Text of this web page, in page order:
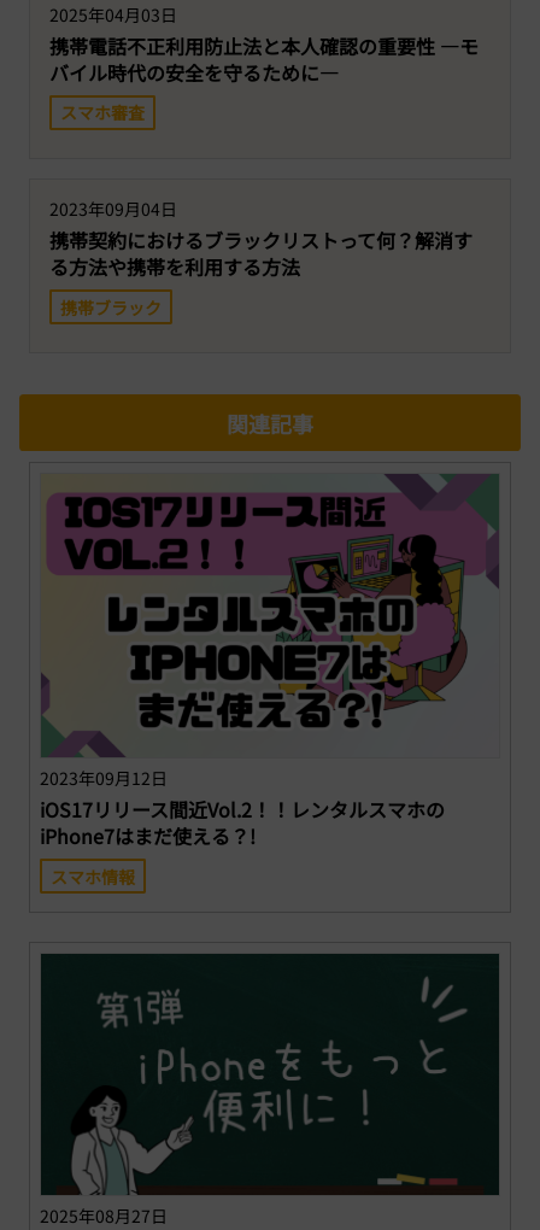
2025年04月03日
携帯電話不正利用防止法と本人確認の重要性 ―モ
バイル時代の安全を守るために―
スマホ審査
2023年09月04日
携帯契約におけるブラックリストって何？解消す
る方法や携帯を利用する方法
携帯ブラック
関連記事
2023年09月12日
iOS17リリース間近Vol.2！！レンタルスマホの
iPhone7はまだ使える？!
スマホ情報
2025年08月27日